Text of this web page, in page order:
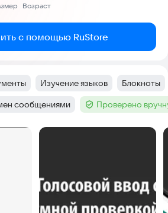
Возраст
с помощью RuStore
Тег:
Изучение языков Тег:
Блокноты
сообщениями Тег :Проверено